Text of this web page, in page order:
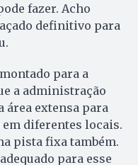
fazer. Acho
definitivo para
para a
a administração
área extensa para
diferentes locais.
pista fixa também.
para esse